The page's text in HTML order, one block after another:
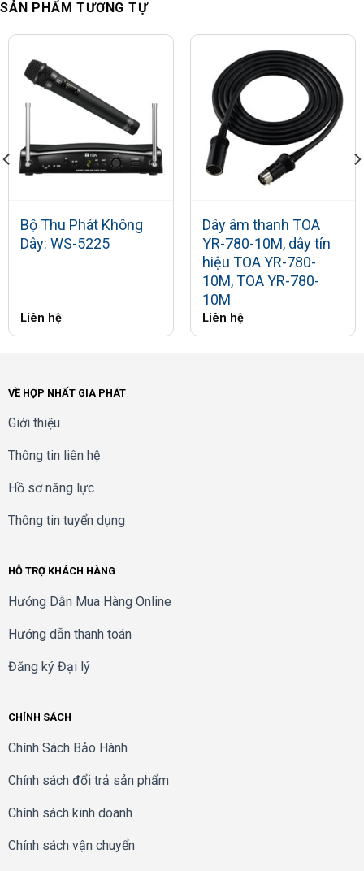
SẢN PHẨM TƯƠNG TỰ
Bộ Thu Phát Không
Dây: WS-5225
Liên hệ
Dây âm thanh TOA
YR-780-10M, dây tín
hiệu TOA YR-780-
10M, TOA YR-780-
10M
Liên hệ
VỀ HỢP NHẤT GIA PHÁT
Giới thiệu
Thông tin liên hệ
Hồ sơ năng lực
Thông tin tuyển dụng
HỖ TRỢ KHÁCH HÀNG
Hướng Dẫn Mua Hàng Online
Hướng dẫn thanh toán
Đăng ký Đại lý
CHÍNH SÁCH
Chính Sách Bảo Hành
Chính sách đổi trả sản phẩm
Chính sách kinh doanh
Chính sách vận chuyển